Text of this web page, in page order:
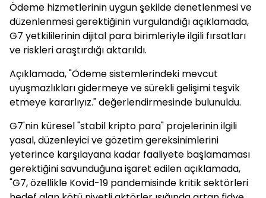
Ödeme hizmetlerinin uygun şekilde denetlenmesi ve
düzenlenmesi gerektiğinin vurgulandığı açıklamada,
G7 yetkililerinin dijital para birimleriyle ilgili fırsatları
ve riskleri araştırdığı aktarıldı.
Açıklamada, "Ödeme sistemlerindeki mevcut
uyuşmazlıkları gidermeye ve sürekli gelişimi teşvik
etmeye kararlıyız." değerlendirmesinde bulunuldu.
G7'nin küresel "stabil kripto para" projelerinin ilgili
yasal, düzenleyici ve gözetim gereksinimlerini
yeterince karşılayana kadar faaliyete başlamaması
gerektiğini savunduğuna işaret edilen açıklamada,
"G7, özellikle Kovid-19 pandemisinde kritik sektörleri